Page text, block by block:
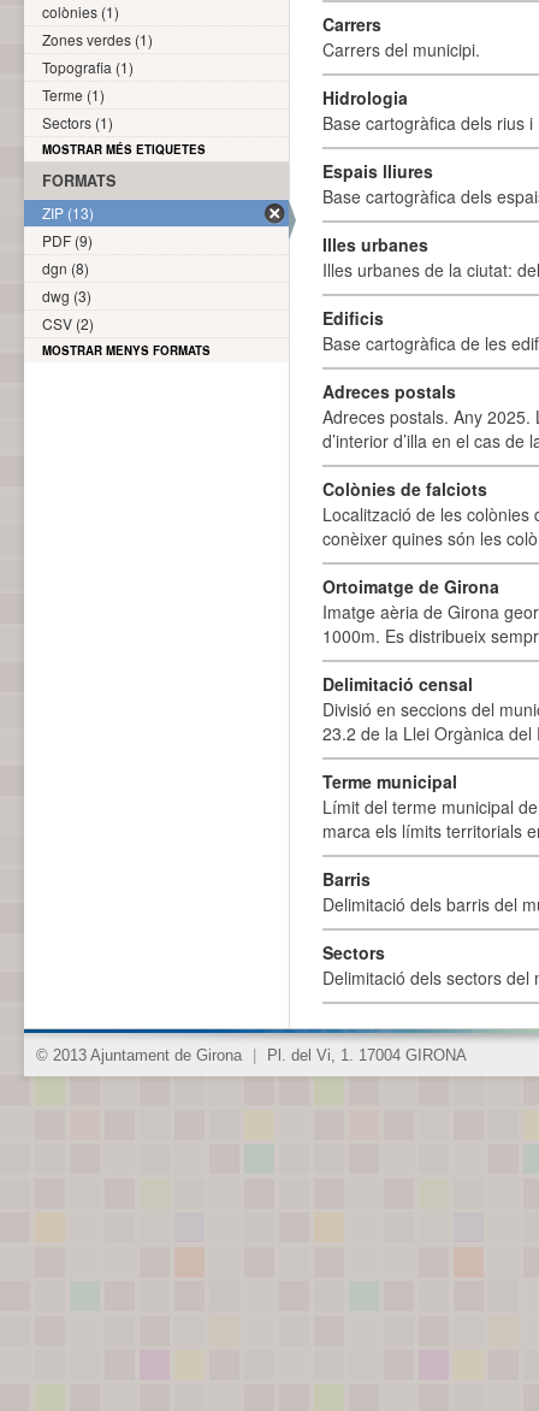
Carrers
Carrers del municipi.
Hidrologia
Base cartogràfica dels rius
Espais lliures
Base cartogràfica dels
Illes urbanes
Illes urbanes de la ciutat:
Edificis
Base cartogràfica de les
Adreces postals
Adreces postals. Any 2025.
d’interior d’illa en el cas
Colònies de falciots
Localització de les colònies
conèixer quines són les
Ortoimatge de Girona
Imatge aèria de Girona
1000m. Es distribueix
Delimitació censal
Divisió en seccions del
23.2 de la Llei Orgànica
Terme municipal
Límit del terme municipal
marca els límits territorials
Barris
Delimitació dels barris del
Sectors
Delimitació dels sectors del
colònies (1)
Zones verdes (1)
Topografia (1)
Terme (1)
Sectors (1)
MOSTRAR MÉS ETIQUETES
FORMATS
ZIP (13)
PDF (9)
dgn (8)
dwg (3)
CSV (2)
MOSTRAR MENYS FORMATS
© 2013 Ajuntament de Girona Pl. del Vi, 1. 17004 GIRONA